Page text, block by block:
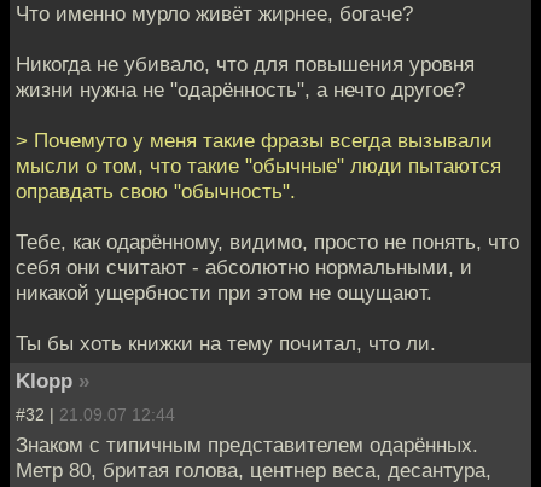
Что именно мурло живёт жирнее, богаче?
Никогда не убивало, что для повышения уровня
жизни нужна не "одарённость", а нечто другое?
> Почемуто у меня такие фразы всегда вызывали
мысли о том, что такие "обычные" люди пытаются
оправдать свою "обычность".
Тебе, как одарённому, видимо, просто не понять, что
себя они считают - абсолютно нормальными, и
никакой ущербности при этом не ощущают.
Ты бы хоть книжки на тему почитал, что ли.
Klopp »
#32 | 21.09.07 12:44
Знаком с типичным представителем одарённых.
Метр 80, бритая голова, центнер веса, десантура,